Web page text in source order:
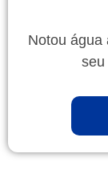
Notou água
seu